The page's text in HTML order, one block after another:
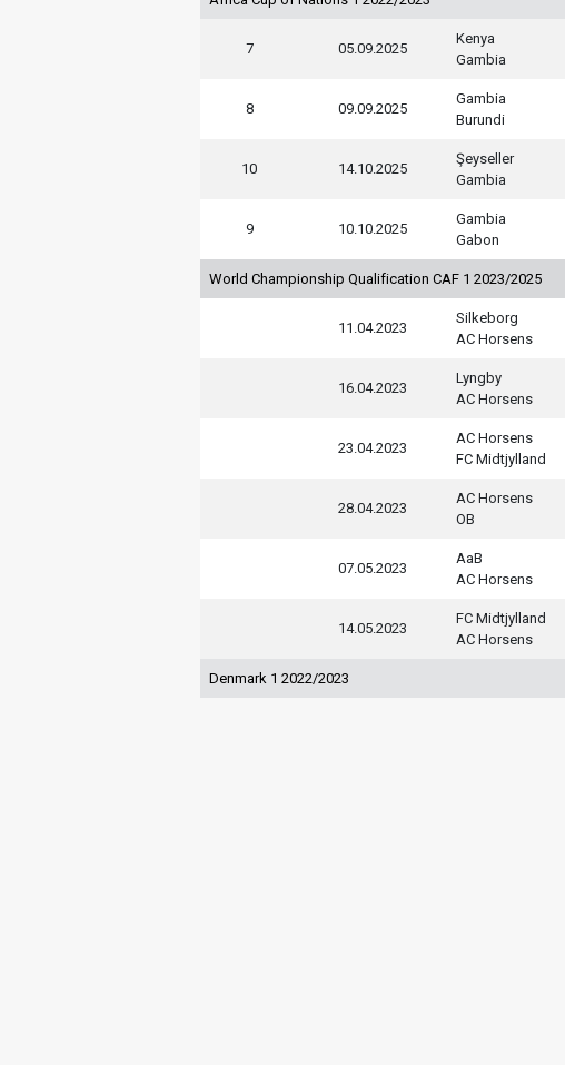
7 05.09.2025
Kenya
Gambia
8 09.09.2025
Gambia
Burundi
10 14.10.2025
Şeyseller
Gambia
9 10.10.2025
Gambia
Gabon
World Championship Qualification CAF 1 2023/2025
11.04.2023
Silkeborg
AC Horsens
16.04.2023
Lyngby
AC Horsens
23.04.2023
AC Horsens
FC Midtjylland
28.04.2023
AC Horsens
OB
07.05.2023
AaB
AC Horsens
14.05.2023
FC Midtjylland
AC Horsens
Denmark 1 2022/2023